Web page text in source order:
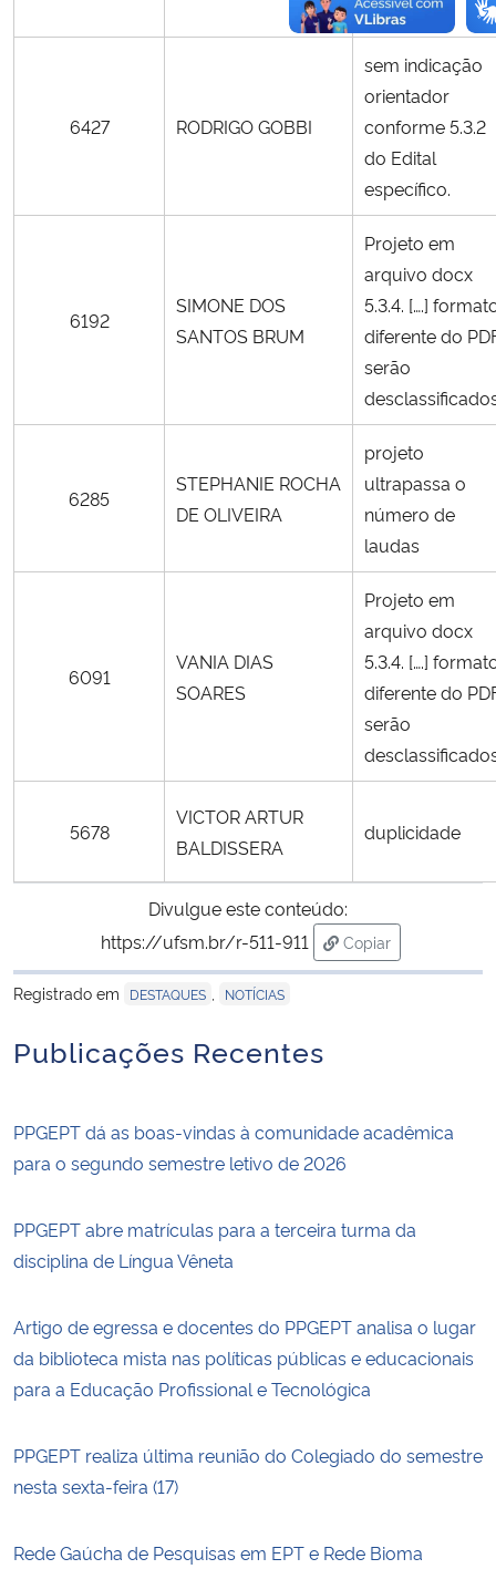
laudas
6427 RODRIGO GOBBI
sem indicação
orientador
conforme 5.3.2
do Edital
específico.
6192
SIMONE DOS
SANTOS BRUM
Projeto em
arquivo docx
5.3.4. [….]
diferente do
serão
6285
STEPHANIE ROCHA
DE OLIVEIRA
projeto
ultrapassa o
número de
laudas
6091
VANIA DIAS
SOARES
Projeto em
arquivo docx
5.3.4. [….]
diferente do
serão
5678
VICTOR ARTUR
BALDISSERA
duplicidade
Divulgue este conteúdo:
https://ufsm.br/r-511-911
Copiar
para área de
Registrado em
DESTAQUES NOTÍCIAS
Publicações Recentes
PPGEPT dá as boas-vindas à comunidade acadêmica
para o segundo semestre letivo de 2026
PPGEPT abre matrículas para a terceira turma da
disciplina de Língua Vêneta
Artigo de egressa e docentes do PPGEPT analisa o lugar
da biblioteca mista nas políticas públicas e educacionais
para a Educação Profissional e Tecnológica
PPGEPT realiza última reunião do Colegiado do semestre
nesta sexta-feira (17)
Rede Gaúcha de Pesquisas em EPT e Rede Bioma